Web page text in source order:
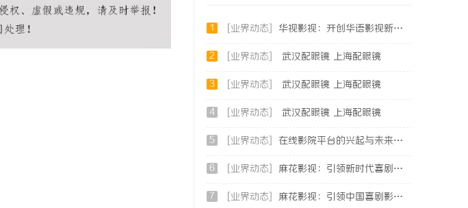
1 [业界动态] 华视影视：开创华语影视新时代的领航者
2 [业界动态] 武汉配眼镜 上海配眼镜
3 [业界动态] 武汉配眼镜 上海配眼镜
4 [业界动态] 武汉配眼镜 上海配眼镜
5 [业界动态] 在线影院平台的兴起与未来发展趋势深度解析
6 [业界动态] 麻花影视：引领新时代喜剧影视创作的先锋力量
7 [业界动态] 麻花影视：引领中国喜剧影视的新潮流与文化创新